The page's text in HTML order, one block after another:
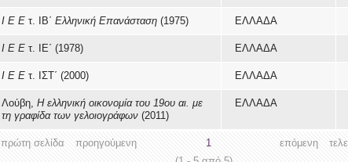
Ι Ε Ε τ. ΙΒ΄ Ελληνική Επανάσταση (1975) ΕΛΛΑΔΑ
Ι Ε Ε τ. ΙΕ΄ (1978) ΕΛΛΑΔΑ
Ι Ε Ε τ. ΙΣΤ΄ (2000) ΕΛΛΑΔΑ
Λούβη, Η ελληνική οικονομία του 19ου αι. με
τη γραφίδα των γελοιογράφων (2011)
ΕΛΛΑΔΑ
επόμενη
πρώτη σελίδα προηγούμενη
1